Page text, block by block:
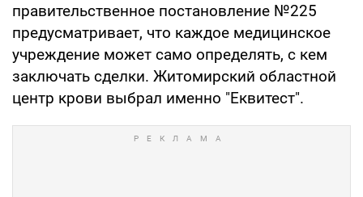
правительственное постановление №225
предусматривает, что каждое медицинское
учреждение может само определять, с кем
заключать сделки. Житомирский областной
центр крови выбрал именно "Еквитест".